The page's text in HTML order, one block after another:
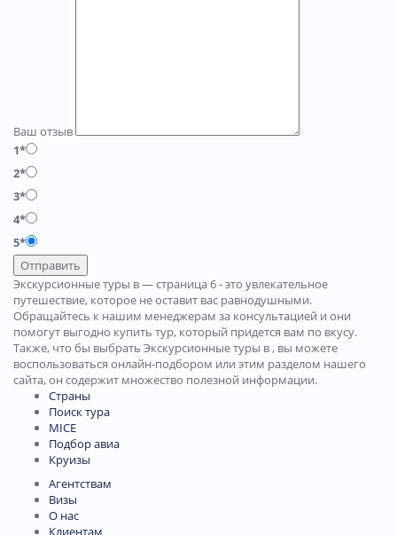
Ваш отзыв
1*
2*
3*
4*
5*
Отправить
Экскурсионные туры в — страница 6 - это увлекательное
путешествие, которое не оставит вас равнодушными.
Обращайтесь к нашим менеджерам за консультацией и они
помогут выгодно купить тур, который придется вам по вкусу.
Также, что бы выбрать Экскурсионные туры в , вы можете
воспользоваться онлайн-подбором или этим разделом нашего
сайта, он содержит множество полезной информации.
Страны
Поиск тура
MICE
Подбор авиа
Круизы
Агентствам
Визы
О нас
Клиентам